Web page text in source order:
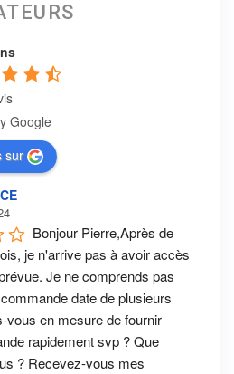
sur
Bonjour Pierre,Après de
je n'arrive pas à avoir accès
Je ne comprends pas
date de plusieurs
vous en mesure de fournir
rapidement svp ? Que
? Recevez-vous mes